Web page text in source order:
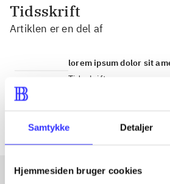
Samtykke Detaljer
Hjemmesiden bruger cookies
Tidsskrift
Artiklen er en del af
lorem ipsum dolor sit
Tidsskrift
Artiklerne i